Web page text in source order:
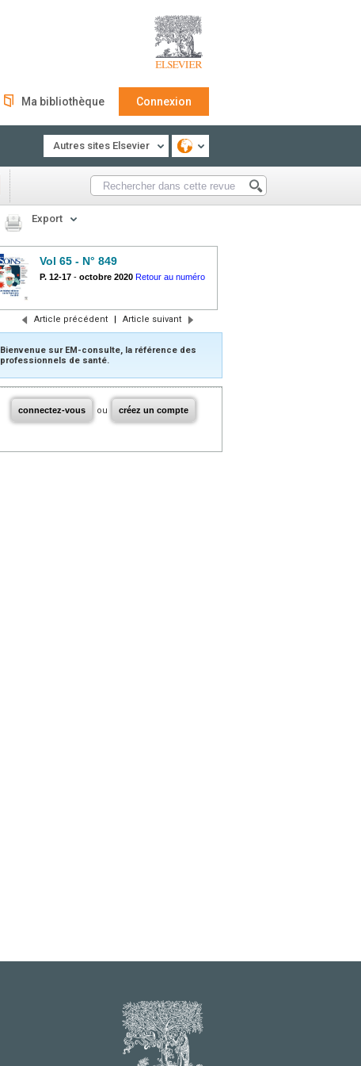
Ma bibliothèque Connexion
Autres sites Elsevier
Export
Vol 65 - N° 849
P. 12-17 - octobre 2020 Retour au numéro
Article précédent | Article suivant
Bienvenue sur EM-consulte, la référence des
professionnels de santé.
connectez-vous ou créez un compte